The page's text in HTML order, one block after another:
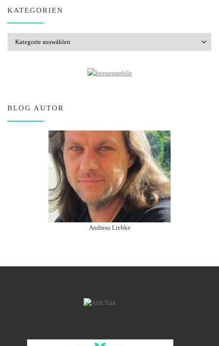
KATEGORIEN
BLOG AUTOR
Andreas Liebke